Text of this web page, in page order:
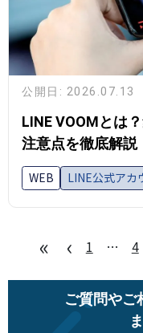
公開日: 2026.07.13
LINE VOOMとは
注意点を徹底解説
WEB LINE公式アカ
« ‹ 1 … 4
ご質問やご